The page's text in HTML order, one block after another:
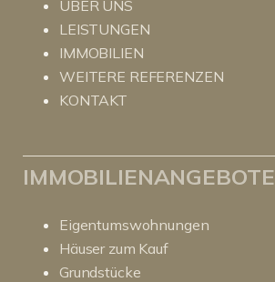
ÜBER UNS
LEISTUNGEN
IMMOBILIEN
WEITERE REFERENZEN
KONTAKT
IMMOBILIENANGEBOTE
Eigentumswohnungen
Häuser zum Kauf
Grundstücke